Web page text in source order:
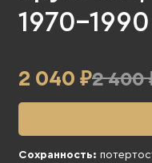
1970-
2 040 ₽2 400
Сохранность: